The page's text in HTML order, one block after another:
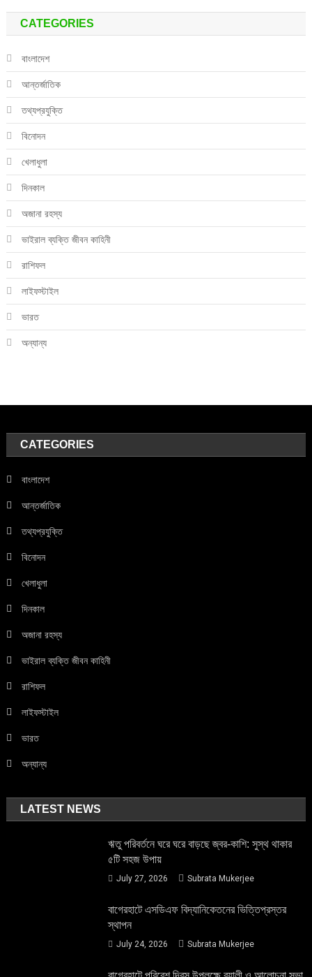
CATEGORIES
বাংলাদেশ
আন্তর্জাতিক
তথ্যপ্রযুক্তি
বিনোদন
খেলাধুলা
দিনকাল
অজানা রহস্য
ভাইরাল ব্যক্তি জীবন কাহিনী
রাশিফল
লাইফস্টাইল
ভারত
অন্যান্য
CATEGORIES
বাংলাদেশ
আন্তর্জাতিক
তথ্যপ্রযুক্তি
বিনোদন
খেলাধুলা
দিনকাল
অজানা রহস্য
ভাইরাল ব্যক্তি জীবন কাহিনী
রাশিফল
লাইফস্টাইল
ভারত
অন্যান্য
LATEST NEWS
ঋতু পরিবর্তনে ঘরে ঘরে বাড়ছে জ্বর-কাশি: সুস্থ থাকার
৫টি সহজ উপায়
July 27, 2026 Subrata Mukerjee
বাগেরহাটে এসডিএফ বিদ্যানিকেতনের ভিত্তিপ্রস্তর
স্থাপন
July 24, 2026 Subrata Mukerjee